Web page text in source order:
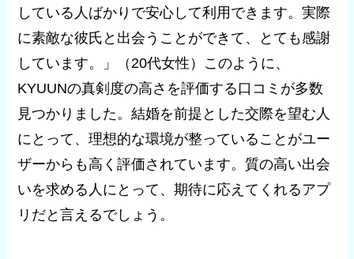
している人ばかりで安心して利用できます。実際
に素敵な彼氏と出会うことができて、とても感謝
しています。」（20代女性）このように、
KYUUNの真剣度の高さを評価する口コミが多数
見つかりました。結婚を前提とした交際を望む人
にとって、理想的な環境が整っていることがユー
ザーからも高く評価されています。質の高い出会
いを求める人にとって、期待に応えてくれるアプ
リだと言えるでしょう。